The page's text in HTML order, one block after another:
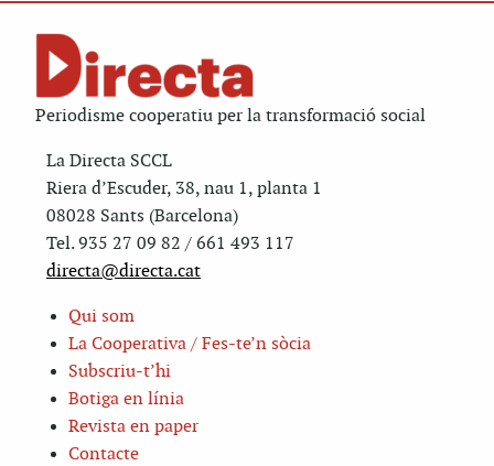
Periodisme cooperatiu per la transformació social
La Directa SCCL
Riera d’Escuder, 38, nau 1, planta 1
08028 Sants (Barcelona)
Tel. 935 27 09 82 / 661 493 117
directa@directa.cat
Qui som
La Cooperativa / Fes-te’n sòcia
Subscriu-t’hi
Botiga en línia
Revista en paper
Contacte